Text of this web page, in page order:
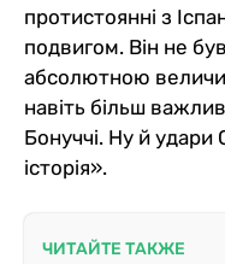
протистоянні з
подвигом. Він не
абсолютною
навіть більш
Бонуччі. Ну й удари
історія».
ЧИТАЙТЕ ТАКЖЕ